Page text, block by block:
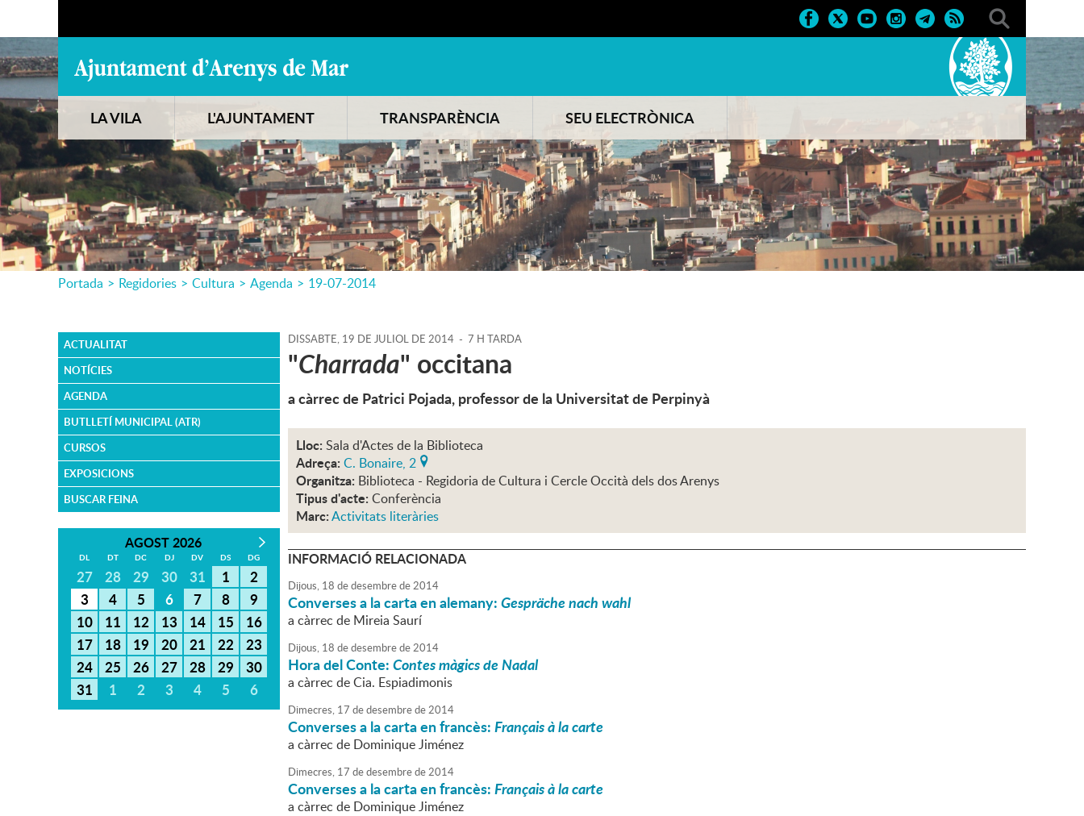
LA VILA L'AJUNTAMENT TRANSPARÈNCIA SEU ELECTRÒNICA
Portada > Regidories > Cultura > Agenda > 19-07-2014
ACTUALITAT
NOTÍCIES
AGENDA
BUTLLETÍ MUNICIPAL (ATR)
CURSOS
EXPOSICIONS
BUSCAR FEINA
AGOST 2026
DL DT DC DJ DV DS DG
27 28 29 30 31 1
2
3
4 5 6 7 8
9
10
11 12 13 14 15
16
17
18 19 20 21 22
23
24
25 26 27 28 29
30
31
1 2 3 4 5 6
DISSABTE, 19 DE JULIOL DE 2014 - 7 H TARDA
"Charrada" occitana
a càrrec de Patrici Pojada, professor de la Universitat de Perpinyà
Lloc: Sala d'Actes de la Biblioteca
Adreça: C. Bonaire, 2
Organitza: Biblioteca - Regidoria de Cultura i Cercle Occità dels dos Arenys
Tipus d'acte: Conferència
Marc:Activitats literàries
INFORMACIÓ RELACIONADA
Dijous, 18 dedesembrede2014
Converses a la carta en alemany:Gespräche nach wahl
a càrrec de Mireia Saurí
Dijous, 18 dedesembrede2014
Hora del Conte:Contes màgics de Nadal
a càrrec de Cia. Espiadimonis
Dimecres, 17 dedesembrede2014
Converses a la carta en francès:Français à la carte
a càrrec de Dominique Jiménez
Dimecres, 17 dedesembrede2014
Converses a la carta en francès:Français à la carte
a càrrec de Dominique Jiménez